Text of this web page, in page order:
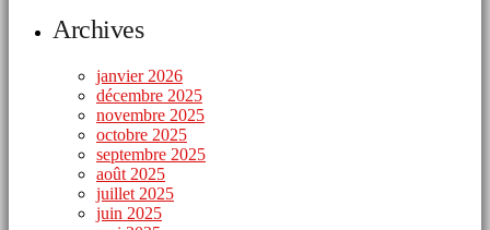
Archives
janvier 2026
décembre 2025
novembre 2025
octobre 2025
septembre 2025
août 2025
juillet 2025
juin 2025